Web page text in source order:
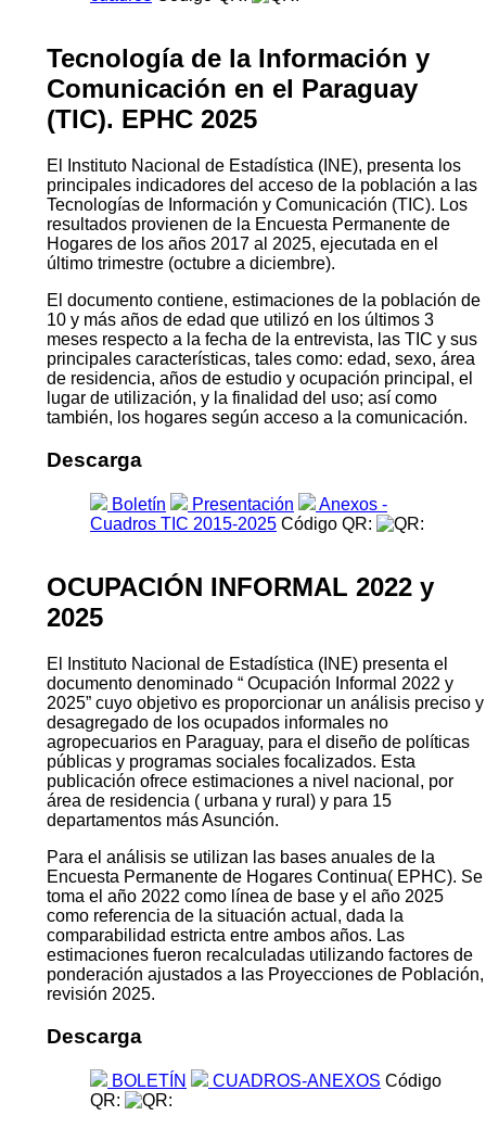
Tecnología de la Información y
Comunicación en el Paraguay
(TIC). EPHC 2025
El Instituto Nacional de Estadística (INE), presenta los
principales indicadores del acceso de la población a las
Tecnologías de Información y Comunicación (TIC). Los
resultados provienen de la Encuesta Permanente de
Hogares de los años 2017 al 2025, ejecutada en el
último trimestre (octubre a diciembre).
El documento contiene, estimaciones de la población de
10 y más años de edad que utilizó en los últimos 3
meses respecto a la fecha de la entrevista, las TIC y sus
principales características, tales como: edad, sexo, área
de residencia, años de estudio y ocupación principal, el
lugar de utilización, y la finalidad del uso; así como
también, los hogares según acceso a la comunicación.
Descarga
Boletín Presentación
Anexos -
Cuadros TIC 2015-2025 Código QR:
OCUPACIÓN INFORMAL 2022 y
2025
El Instituto Nacional de Estadística (INE) presenta el
documento denominado “ Ocupación Informal 2022 y
2025” cuyo objetivo es proporcionar un análisis preciso y
desagregado de los ocupados informales no
agropecuarios en Paraguay, para el diseño de políticas
públicas y programas sociales focalizados. Esta
publicación ofrece estimaciones a nivel nacional, por
área de residencia ( urbana y rural) y para 15
departamentos más Asunción.
Para el análisis se utilizan las bases anuales de la
Encuesta Permanente de Hogares Continua( EPHC). Se
toma el año 2022 como línea de base y el año 2025
como referencia de la situación actual, dada la
comparabilidad estricta entre ambos años. Las
estimaciones fueron recalculadas utilizando factores de
ponderación ajustados a las Proyecciones de Población,
revisión 2025.
Descarga
BOLETÍN CUADROS-ANEXOS Código
QR: